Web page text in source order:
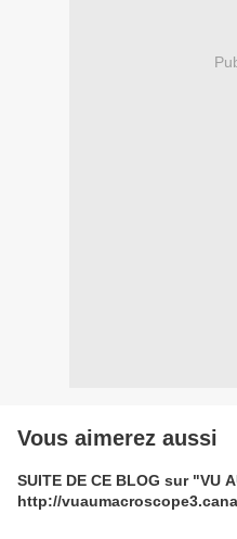
Vous aimerez aussi
SUITE DE CE BLOG sur "VU
http://